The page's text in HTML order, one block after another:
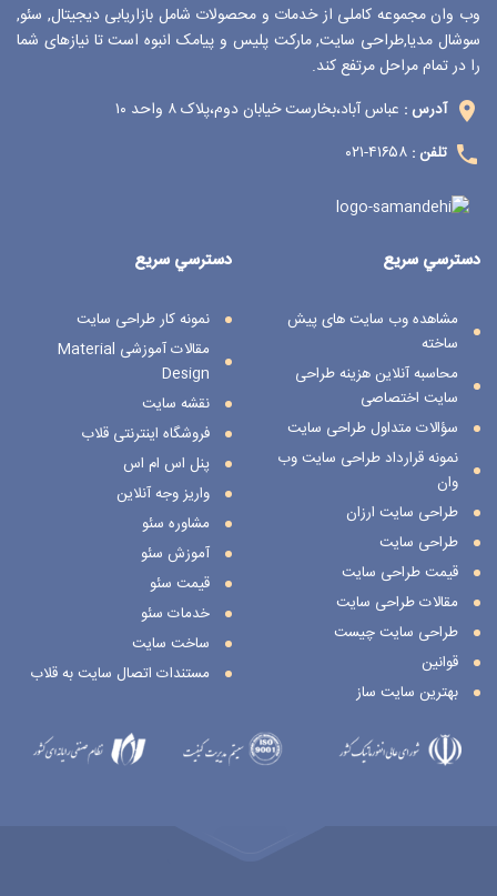
وب وان مجموعه کاملی از خدمات و محصولات شامل بازاریابی دیجیتال, سئو,
سوشال مدیا,طراحی سایت, مارکت پلیس و پیامک انبوه است تا نیازهای شما
را در تمام مراحل مرتفع کند.
آدرس : عباس آباد،بخارست خیابان دوم،پلاک ۸ واحد ۱۰
تلفن : ۴۱۶۵۸-۰۲۱
دسترسي سريع
نمونه کار طراحی سایت
مقالات آموزشی Material
Design
نقشه سایت
فروشگاه اینترنتی قلاب
پنل اس ام اس
واریز وجه آنلاین
مشاوره سئو
آموزش سئو
قیمت سئو
خدمات سئو
ساخت سایت
مستندات اتصال سایت به قلاب
دسترسي سريع
مشاهده وب سایت های پیش
ساخته
محاسبه آنلاین هزینه طراحی
سایت اختصاصی
سؤالات متداول طراحی سایت
نمونه قرارداد طراحی سایت وب
وان
طراحی سایت ارزان
طراحی سایت
قیمت طراحی سایت
مقالات طراحی سایت
طراحی سایت چیست
قوانین
بهترین سایت ساز